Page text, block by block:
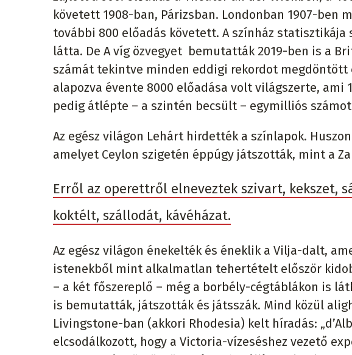
követett 1908-ban, Párizsban. Londonban 1907-
további 800 előadás követett. A színház
látta. De A víg özvegyet bemutatták 2019-ben is a
számát tekintve minden eddigi rekordot megdöntött
alapozva évente 8000 előadása volt világszerte,
pedig átlépte – a szintén becsült – egymilliós
Az egész világon Lehárt hirdették a színlapok.
amelyet Ceylon szigetén éppúgy játszották, mint a
Erről az operettről elneveztek szivart, kekszet,
koktélt, szállodát, kávéházat.
Az egész világon énekelték és éneklik a Vilja-dalt,
istenekből mint alkalmatlan tehertételt először
– a két főszereplő – még a borbély-cégtáblákon is
is bemutatták, játszották és játsszák. Mind közül
Livingstone-ban (akkori Rhodesia) kelt híradás:
elcsodálkozott, hogy a Victoria-vízeséshez vezető